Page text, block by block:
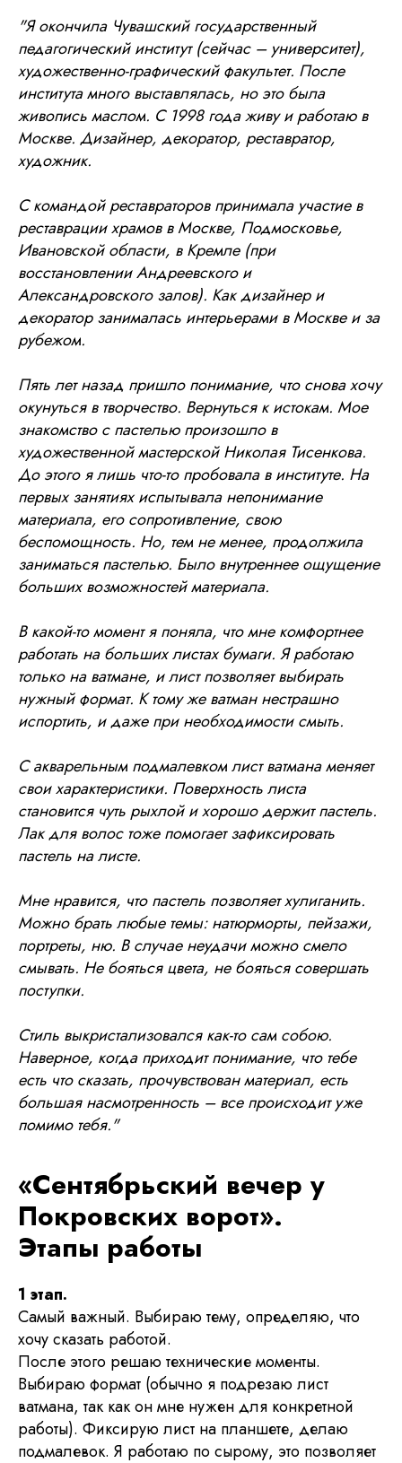
"Я окончила Чувашский государственный
педагогический институт (сейчас – университет),
художественно-графический факультет. После
института много выставлялась, но это была
живопись маслом. С 1998 года живу и работаю в
Москве. Дизайнер, декоратор, реставратор,
художник.
С командой реставраторов принимала участие в
реставрации храмов в Москве, Подмосковье,
Ивановской области, в Кремле (при
восстановлении Андреевского и
Александровского залов). Как дизайнер и
декоратор занималась интерьерами в Москве и за
рубежом.
Пять лет назад пришло понимание, что снова хочу
окунуться в творчество. Вернуться к истокам. Мое
знакомство с пастелью произошло в
художественной мастерской Николая Тисенкова.
До этого я лишь что-то пробовала в институте. На
первых занятиях испытывала непонимание
материала, его сопротивление, свою
беспомощность. Но, тем не менее, продолжила
заниматься пастелью. Было внутреннее ощущение
больших возможностей материала.
В какой-то момент я поняла, что мне комфортнее
работать на больших листах бумаги. Я работаю
только на ватмане, и лист позволяет выбирать
нужный формат. К тому же ватман нестрашно
испортить, и даже при необходимости смыть.
С акварельным подмалевком лист ватмана меняет
свои характеристики. Поверхность листа
становится чуть рыхлой и хорошо держит пастель.
Лак для волос тоже помогает зафиксировать
пастель на листе.
Мне нравится, что пастель позволяет хулиганить.
Можно брать любые темы: натюрморты, пейзажи,
портреты, ню. В случае неудачи можно смело
смывать. Не бояться цвета, не бояться совершать
поступки.
Стиль выкристализовался как-то сам собою.
Наверное, когда приходит понимание, что тебе
есть что сказать, прочувствован материал, есть
большая насмотренность – все происходит уже
помимо тебя."
«Сентябрьский вечер у
Покровских ворот».
Этапы работы
1 этап.
Самый важный. Выбираю тему, определяю, что
хочу сказать работой.
После этого решаю технические моменты.
Выбираю формат (обычно я подрезаю лист
ватмана, так как он мне нужен для конкретной
работы). Фиксирую лист на планшете, делаю
подмалевок. Я работаю по сырому, это позволяет